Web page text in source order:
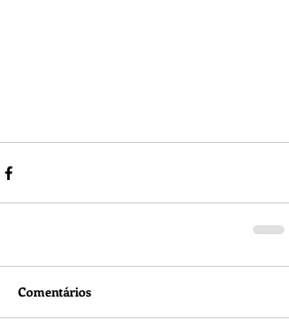
Comentários